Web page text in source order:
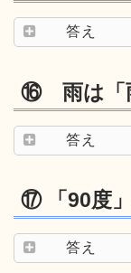
答え
⑯ 雨は「
答え
⑰ 「90度
答え